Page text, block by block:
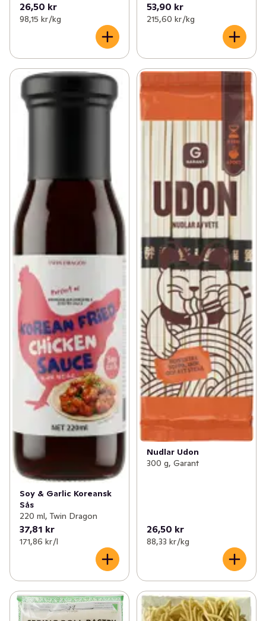
26,50 kr
98,15 kr /kg
53,90 kr
215,60 kr /kg
Soy & Garlic Koreansk
Sås
220 ml, Twin Dragon
37,81 kr
171,86 kr /l
Nudlar Udon
300 g, Garant
26,50 kr
88,33 kr /kg